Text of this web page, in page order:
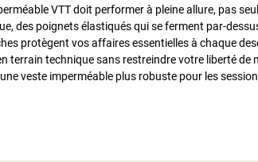
VTT doit performer à pleine allure, pas
des poignets élastiqués qui se ferment par-
protègent vos affaires essentielles à chaque
terrain technique sans restreindre votre liberté de
veste imperméable plus robuste pour les